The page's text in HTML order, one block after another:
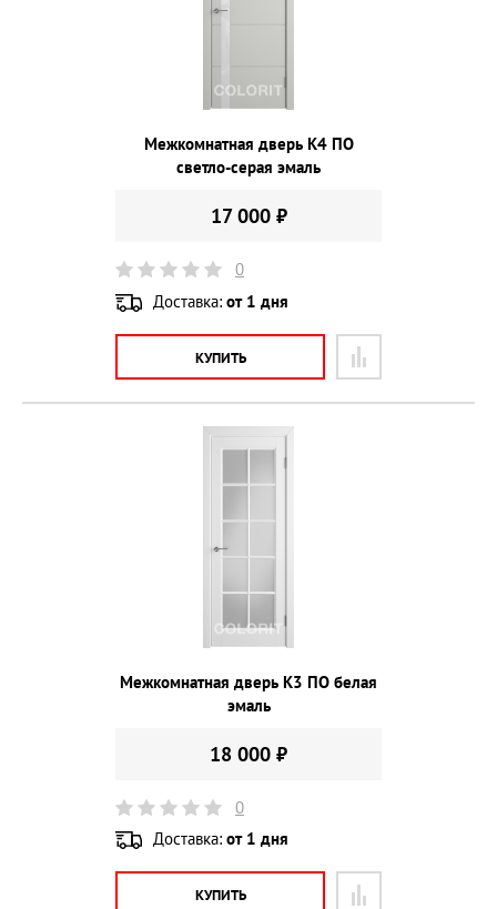
Межкомнатная дверь К4 ПО
светло-серая эмаль
17 000 ₽
0
Доставка: от 1 дня
КУПИТЬ
Межкомнатная дверь К3 ПО белая
эмаль
18 000 ₽
0
Доставка: от 1 дня
КУПИТЬ